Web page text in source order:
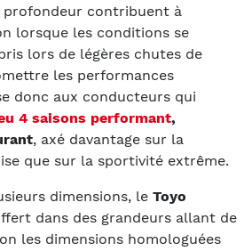
contribuent à
lorsque les conditions se
lors de légères chutes de
les performances
donc aux conducteurs qui
4 saisons performant,
, axé davantage sur la
que sur la sportivité extrême.
dimensions, le Toyo
dans des grandeurs allant de
les dimensions homologuées